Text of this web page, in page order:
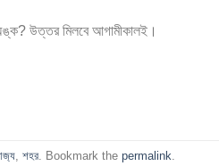
অঙ্ক? উত্তর মিলবে আগামীকালই।
, শহর. Bookmark the permalink